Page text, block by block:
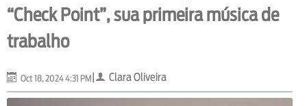
“Check Point”, sua primeira música de
trabalho
Oct 18, 2024 4:31 PM| Clara Oliveira